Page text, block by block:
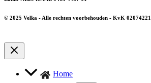
© 2025 Velka - Alle rechten voorbehouden - KvK 02074221
Home